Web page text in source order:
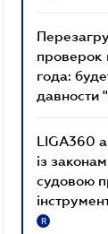
проверок
года:
давности
LIGA360
із
судовою
R